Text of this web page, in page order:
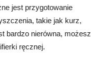
jest przygotowanie
takie jak kurz,
bardzo nierówna, możesz
ręcznej.